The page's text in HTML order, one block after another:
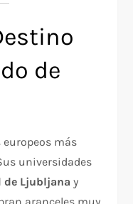
de
europeos más
universidades
de Ljubljana y